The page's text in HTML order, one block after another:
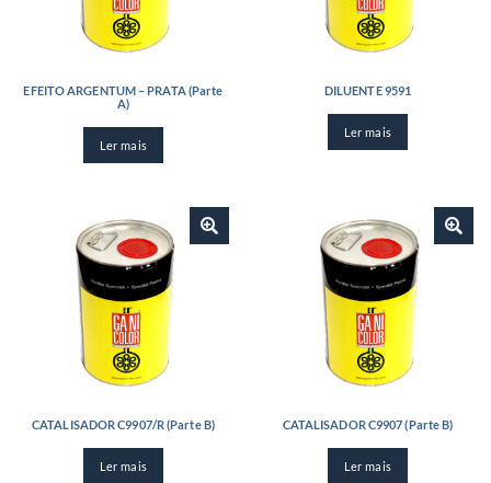
EFEITO ARGENTUM – PRATA (Parte
A)
Ler mais
DILUENTE 9591
Ler mais
CATALISADOR C9907/R (Parte B)
Ler mais
CATALISADOR C9907 (Parte B)
Ler mais